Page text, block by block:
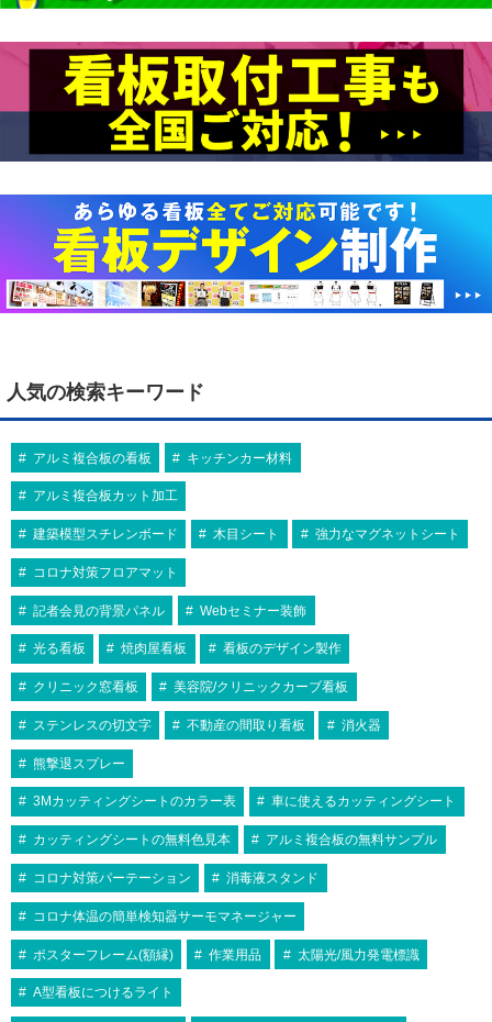
人気の検索キーワード
アルミ複合板の看板 キッチンカー材料
アルミ複合板カット加工
建築模型スチレンボード 木目シート 強力なマグネットシート
コロナ対策フロアマット
記者会見の背景パネル Webセミナー装飾
光る看板 焼肉屋看板 看板のデザイン製作
クリニック窓看板 美容院/クリニックカーブ看板
ステンレスの切文字 不動産の間取り看板 消火器
熊撃退スプレー
3Mカッティングシートのカラー表 車に使えるカッティングシート
カッティングシートの無料色見本 アルミ複合板の無料サンプル
コロナ対策パーテーション 消毒液スタンド
コロナ体温の簡単検知器サーモマネージャー
ポスターフレーム(額縁) 作業用品 太陽光/風力発電標識
A型看板につけるライト